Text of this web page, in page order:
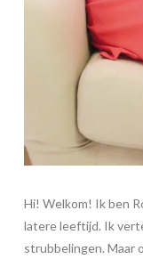
Hi! Welkom! Ik ben
latere leeftijd. Ik
strubbelingen. Maar